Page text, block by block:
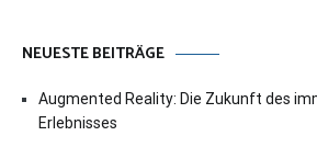
NEUESTE BEITRÄGE
Augmented Reality: Die Zukunft des
Erlebnisses